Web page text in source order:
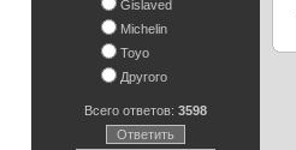
Gislaved
Michelin
Toyo
Другого
Всего ответов: 3598
Ответить